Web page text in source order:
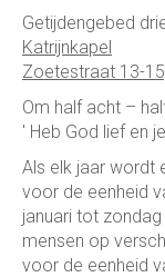
Getijdengebed
Katrijnkapel
Zoetestraat 13-
Om half acht –
' Heb God lief en
Als elk jaar wordt
voor de eenheid
januari tot
mensen op
voor de eenheid